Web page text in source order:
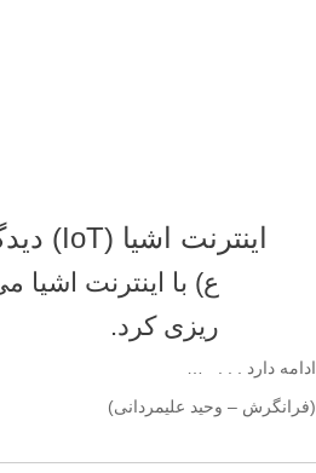
اینترنت اشیا (IoT) دیدگاه بازاریابی:
ع) با اینترنت اشیا
ریزی کرد.
ادامه دارد . . . …
(فرانگرش – وحید علیمردانی)